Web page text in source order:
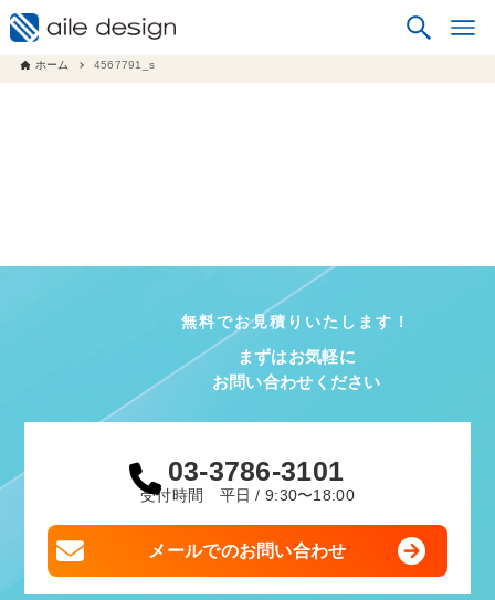
ホーム 4567791_s
無料でお見積りいたします！
まずはお気軽に
お問い合わせください
03-3786-3101
受付時間 平日 / 9:30〜18:00
メールでのお問い合わせ